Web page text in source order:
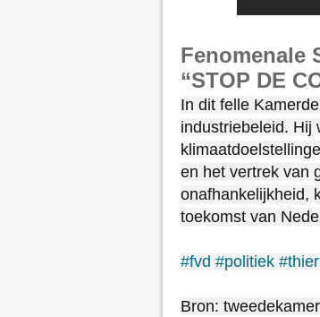
Fenomenale
“STOP DE
In dit felle
industriebeleid. Hij
en het vertrek van
onafhankelijkheid,
toekomst van
#fvd #politiek
Bron: